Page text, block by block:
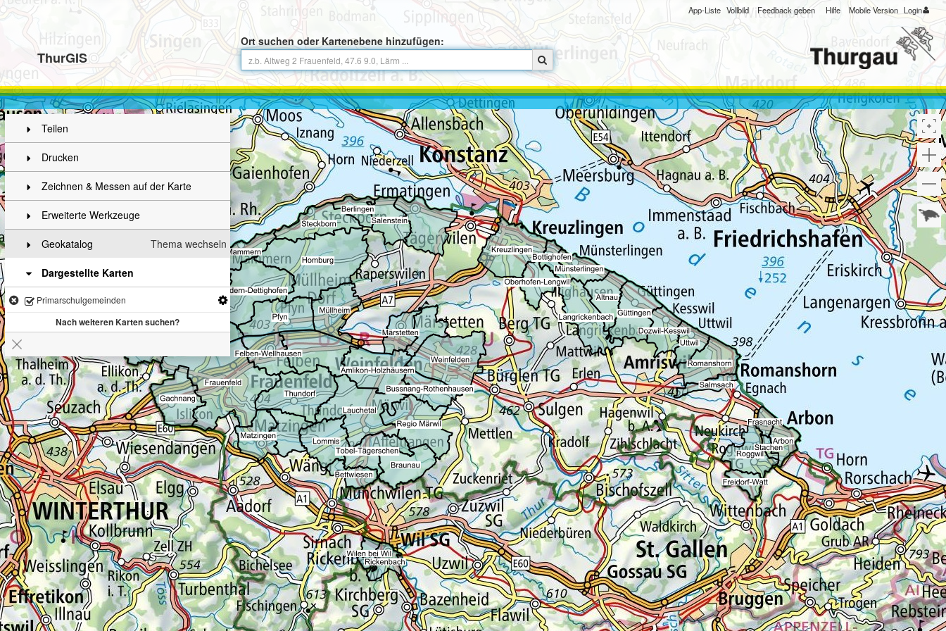
ThurGIS
Ort suchen oder Kartenebene hinzufügen:
App-Liste Vollbild Feedback geben Hilfe Mobile Version Login
Teilen
Drucken
Zeichnen & Messen auf der Karte
Erweiterte Werkzeuge
Thema wechseln
Geokatalog
Dargestellte Karten
Primarschulgemeinden
Nach weiteren Karten suchen?